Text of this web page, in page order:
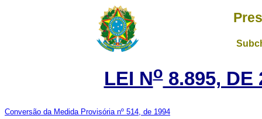
LEI No8.895, DE
Conversão da Medida Provisória nº 514, de 1994